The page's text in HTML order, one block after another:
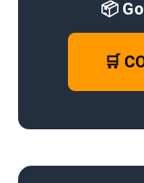
📦
🛒